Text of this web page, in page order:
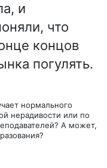
и
что
концов
погулять.
нормального
нерадивости или по
А может,